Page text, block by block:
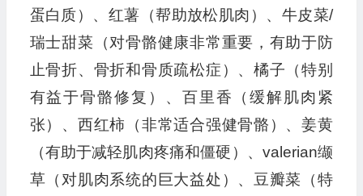
蛋白质）、红薯（帮助放松肌肉）、牛皮菜/
瑞士甜菜（对骨骼健康非常重要，有助于防
止骨折、骨折和骨质疏松症）、橘子（特别
有益于骨骼修复）、百里香（缓解肌肉紧
张）、西红柿（非常适合强健骨骼）、姜黄
（有助于减轻肌肉疼痛和僵硬）、valerian缬
草（对肌肉系统的巨大益处）、豆瓣菜（特